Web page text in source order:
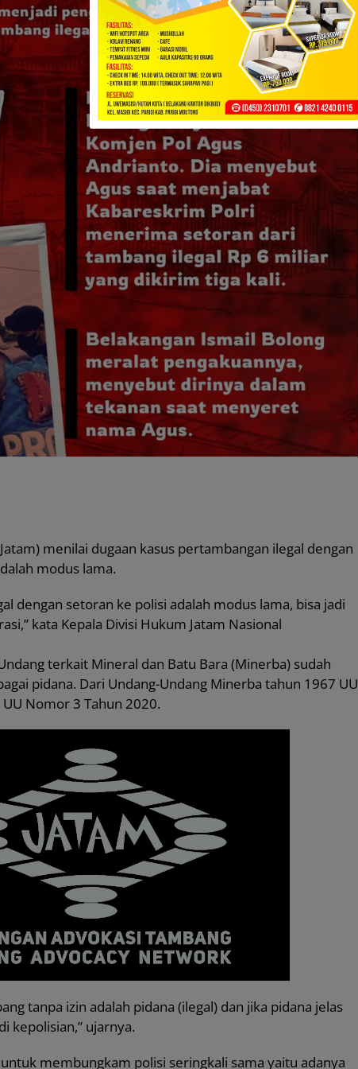
menilai dugaan kasus pertambangan ilegal dengan
modus lama.
dengan setoran ke polisi adalah modus lama, bisa jadi
kata Kepala Divisi Hukum Jatam Nasional
terkait Mineral dan Batu Bara (Minerba) sudah
pidana. Dari Undang-Undang Minerba tahun 1967 UU
Nomor 3 Tahun 2020.
tanpa izin adalah pidana (ilegal) dan jika pidana jelas
kepolisian,” ujarnya.
membungkam polisi seringkali sama yaitu adanya